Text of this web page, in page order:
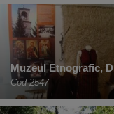
Muzeul Etnografic,
Cod 2547